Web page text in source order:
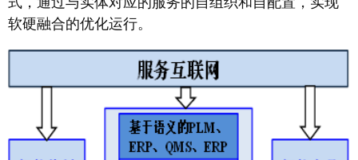
软硬融合的优化运行。